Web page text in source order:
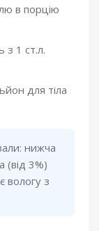
в порцію
з 1 ст.л.
для тіла
нижча
(від 3%)
вологу з